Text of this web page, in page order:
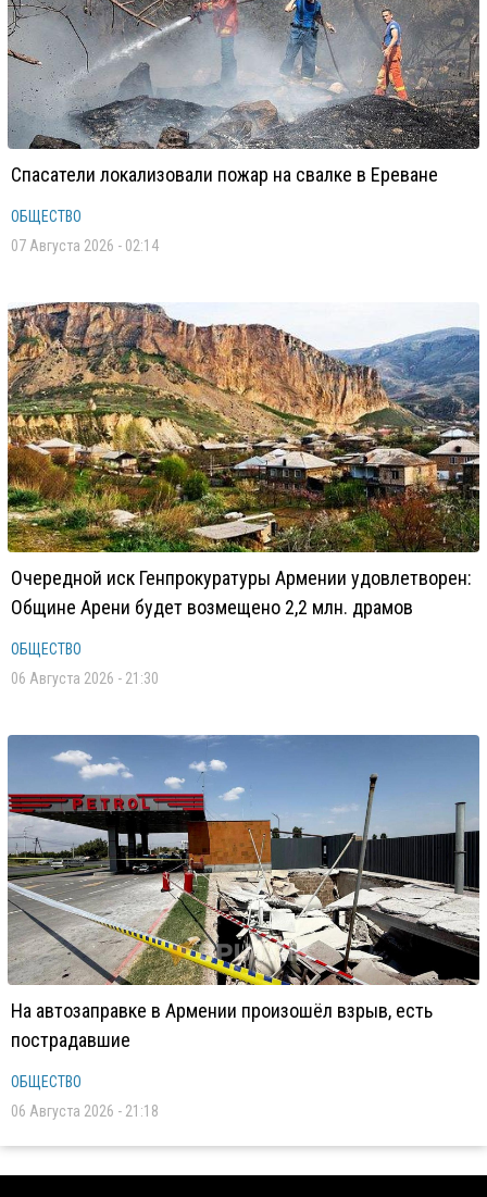
Спасатели локализовали пожар на свалке в Ереване
ОБЩЕСТВО
07 Августа 2026 - 02:14
Очередной иск Генпрокуратуры Армении удовлетворен:
Общине Арени будет возмещено 2,2 млн. драмов
ОБЩЕСТВО
06 Августа 2026 - 21:30
На автозаправке в Армении произошёл взрыв, есть
пострадавшие
ОБЩЕСТВО
06 Августа 2026 - 21:18